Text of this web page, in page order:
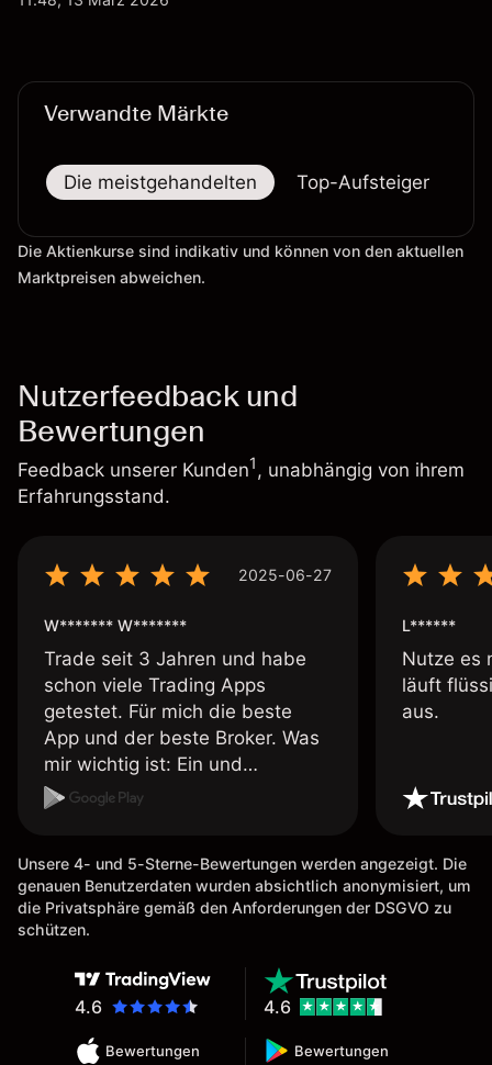
Verwandte Märkte
Die meistgehandelten Top-Aufsteiger
Die Aktienkurse sind indikativ und können von den aktuellen
Marktpreisen abweichen.
Nutzerfeedback und
Bewertungen
Feedback unserer Kunden1, unabhängig von ihrem
Erfahrungsstand.
2025-06-27
W******* W*******
Trade seit 3 Jahren und habe
schon viele Trading Apps
getestet. Für mich die beste
App und der beste Broker. Was
mir wichtig ist: Ein und
Auszahlungen per Kreditkarte
möglich. Berichte, Auszüge OK.
Eine Diagrammfunktion wie es
bei Naga ist wäre
L******
Nutze es
läuft
aus.
Unsere 4- und 5-Sterne-Bewertungen werden angezeigt. Die
genauen Benutzerdaten wurden absichtlich anonymisiert, um
die Privatsphäre gemäß den Anforderungen der DSGVO zu
schützen.
4.6
Bewertungen Bewertungen
4.6